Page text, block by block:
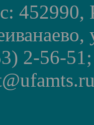
452990,
2-56-